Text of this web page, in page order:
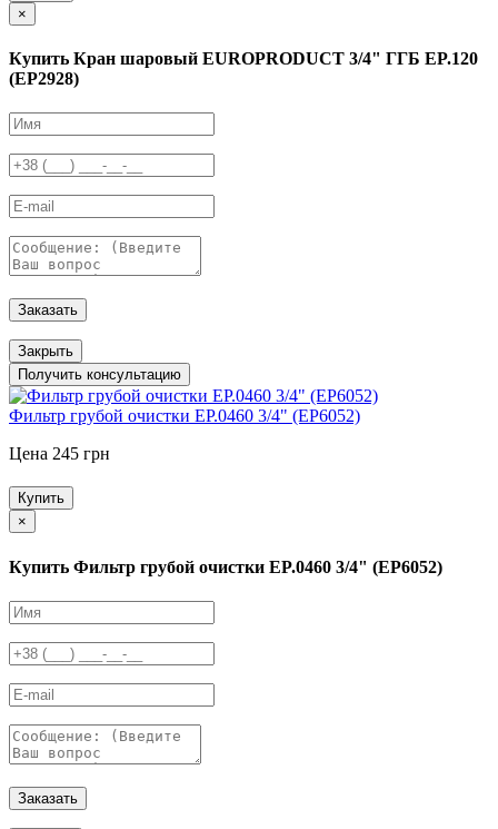
×
Купить Кран шаровый EUROPRODUCT 3/4" ГГБ EP.120
(EP2928)
Заказать
Закрыть
Получить консультацию
Фильтр грубой очистки EP.0460 3/4" (EP6052)
Цена 245 грн
Купить
×
Купить Фильтр грубой очистки EP.0460 3/4" (EP6052)
Заказать